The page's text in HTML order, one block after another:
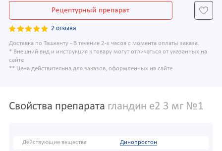
Рецептурный препарат
2 отзыва
Доставка по Ташкенту - В течение 2-х часов с момента оплаты заказа.
* Внешний вид и инструкция к товару могут отличаться от указанных на
сайте
** Цена действительна для заказов, оформленных на сайте
Свойства препарата гландин е2 3 мг №1
Действующие вещества Динопростон